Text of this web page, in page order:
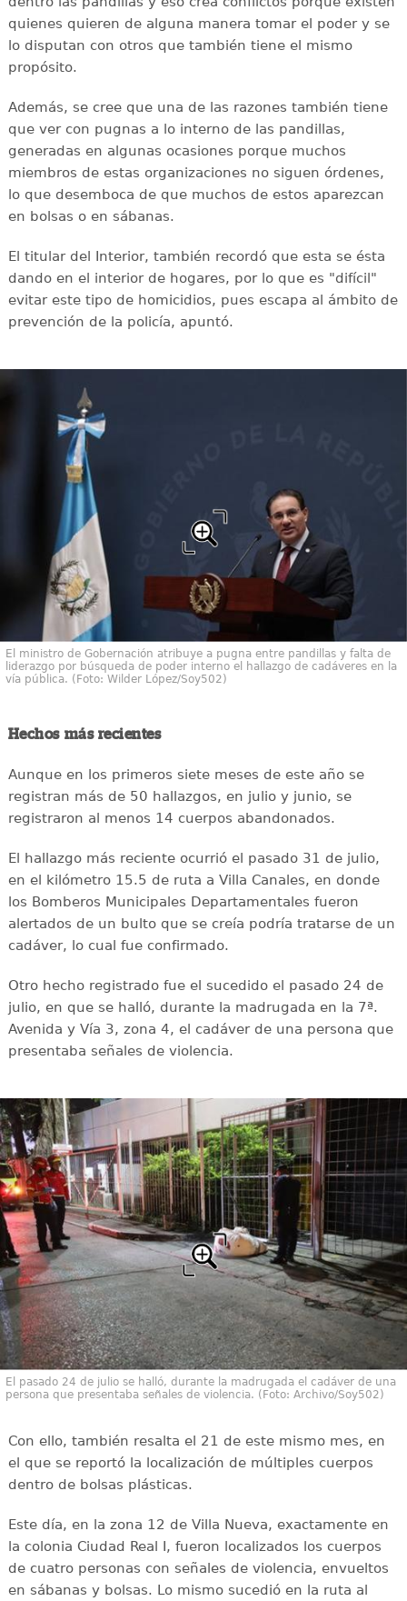
quienes quieren de alguna manera tomar el poder y se
lo disputan con otros que también tiene el mismo
propósito.
Además, se cree que una de las razones también tiene
que ver con pugnas a lo interno de las pandillas,
generadas en algunas ocasiones porque muchos
miembros de estas organizaciones no siguen órdenes,
lo que desemboca de que muchos de estos aparezcan
en bolsas o en sábanas.
El titular del Interior, también recordó que esta se ésta
dando en el interior de hogares, por lo que es "difícil"
evitar este tipo de homicidios, pues escapa al ámbito de
prevención de la policía, apuntó.
El ministro de Gobernación atribuye a pugna entre pandillas y falta de
liderazgo por búsqueda de poder interno el hallazgo de cadáveres en la
vía pública. (Foto: Wilder López/Soy502)
Hechos más recientes
Aunque en los primeros siete meses de este año se
registran más de 50 hallazgos, en julio y junio, se
registraron al menos 14 cuerpos abandonados.
El hallazgo más reciente ocurrió el pasado 31 de julio,
en el kilómetro 15.5 de ruta a Villa Canales, en donde
los Bomberos Municipales Departamentales fueron
alertados de un bulto que se creía podría tratarse de un
cadáver, lo cual fue confirmado.
Otro hecho registrado fue el sucedido el pasado 24 de
julio, en que se halló, durante la madrugada en la 7ª.
Avenida y Vía 3, zona 4, el cadáver de una persona que
presentaba señales de violencia.
El pasado 24 de julio se halló, durante la madrugada el cadáver de una
persona que presentaba señales de violencia. (Foto: Archivo/Soy502)
Con ello, también resalta el 21 de este mismo mes, en
el que se reportó la localización de múltiples cuerpos
dentro de bolsas plásticas.
Este día, en la zona 12 de Villa Nueva, exactamente en
la colonia Ciudad Real I, fueron localizados los cuerpos
de cuatro personas con señales de violencia, envueltos
en sábanas y bolsas. Lo mismo sucedió en la ruta al